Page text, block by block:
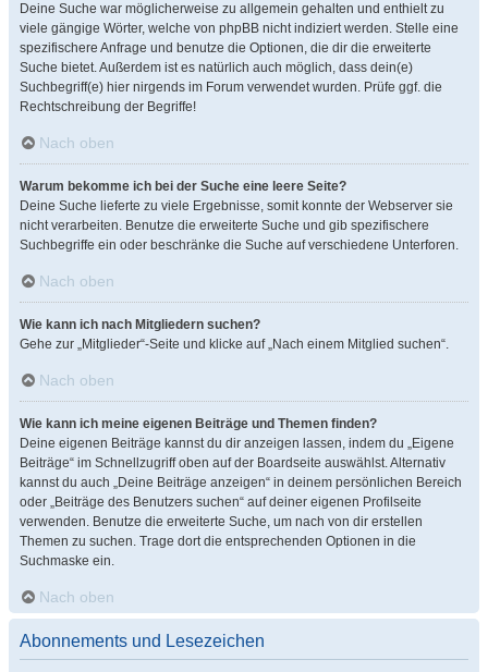
Deine Suche war möglicherweise zu allgemein gehalten und enthielt zu
viele gängige Wörter, welche von phpBB nicht indiziert werden. Stelle eine
spezifischere Anfrage und benutze die Optionen, die dir die erweiterte
Suche bietet. Außerdem ist es natürlich auch möglich, dass dein(e)
Suchbegriff(e) hier nirgends im Forum verwendet wurden. Prüfe ggf. die
Rechtschreibung der Begriffe!
Nach oben
Warum bekomme ich bei der Suche eine leere Seite?
Deine Suche lieferte zu viele Ergebnisse, somit konnte der Webserver sie
nicht verarbeiten. Benutze die erweiterte Suche und gib spezifischere
Suchbegriffe ein oder beschränke die Suche auf verschiedene Unterforen.
Nach oben
Wie kann ich nach Mitgliedern suchen?
Gehe zur „Mitglieder“-Seite und klicke auf „Nach einem Mitglied suchen“.
Nach oben
Wie kann ich meine eigenen Beiträge und Themen finden?
Deine eigenen Beiträge kannst du dir anzeigen lassen, indem du „Eigene
Beiträge“ im Schnellzugriff oben auf der Boardseite auswählst. Alternativ
kannst du auch „Deine Beiträge anzeigen“ in deinem persönlichen Bereich
oder „Beiträge des Benutzers suchen“ auf deiner eigenen Profilseite
verwenden. Benutze die erweiterte Suche, um nach von dir erstellen
Themen zu suchen. Trage dort die entsprechenden Optionen in die
Suchmaske ein.
Nach oben
Abonnements und Lesezeichen